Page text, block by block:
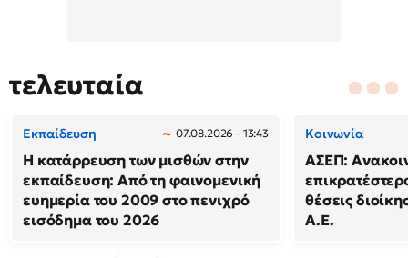
τελευταία
Εκπαίδευση 07.08.2026 - 13:43
Η κατάρρευση των μισθών στην
εκπαίδευση: Από τη φαινομενική
ευημερία του 2009 στο πενιχρό
εισόδημα του 2026
Κοινωνία
ΑΣΕΠ:
θέσεις
Α.Ε.